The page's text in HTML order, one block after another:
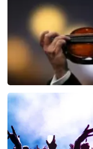
BESTEL NU
BESTEL NU